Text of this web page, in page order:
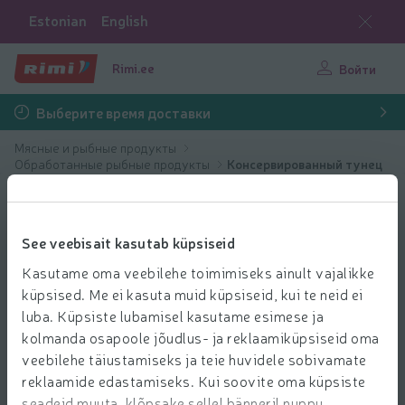
See veebisait kasutab küpsiseid
Kasutame oma veebilehe toimimiseks ainult vajalikke
küpsised. Me ei kasuta muid küpsiseid, kui te neid ei
luba. Küpsiste lubamisel kasutame esimese ja
kolmanda osapoole jõudlus- ja reklaamiküpsiseid oma
veebilehe täiustamiseks ja teie huvidele sobivamate
reklaamide edastamiseks. Kui soovite oma küpsiste
Estonian English
Rimi.ee Войти
Выберите время доставки
Мясные и рыбные продукты
Обработанные рыбные продукты
Консервированный тунец